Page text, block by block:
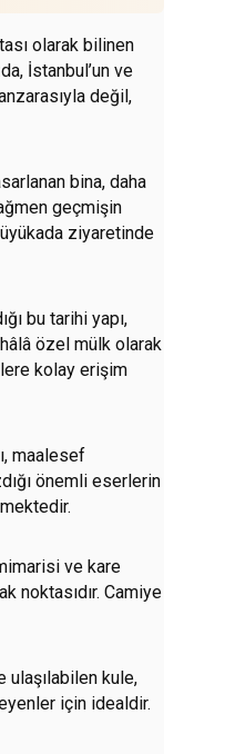
olarak bilinen
İstanbul’un ve
değil,
bina, daha
geçmişin
ziyaretinde
bu tarihi yapı,
özel mülk olarak
kolay erişim
maalesef
önemli eserlerin
ve kare
noktasıdır. Camiye
ulaşılabilen kule,
için idealdir.